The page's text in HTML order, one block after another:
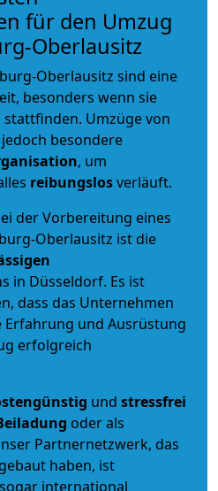
für den Umzug
Oberlausitz
Oberlausitz sind eine
besonders wenn sie
Umzüge von
besondere
, um
reibungslosverläuft.
der Vorbereitung eines
Oberlausitz ist die
in Düsseldorf. Es ist
dass das Unternehmen
und Ausrüstung
erfolgreich
und stressfrei
oder als
Partnernetzwerk, das
haben, ist
international